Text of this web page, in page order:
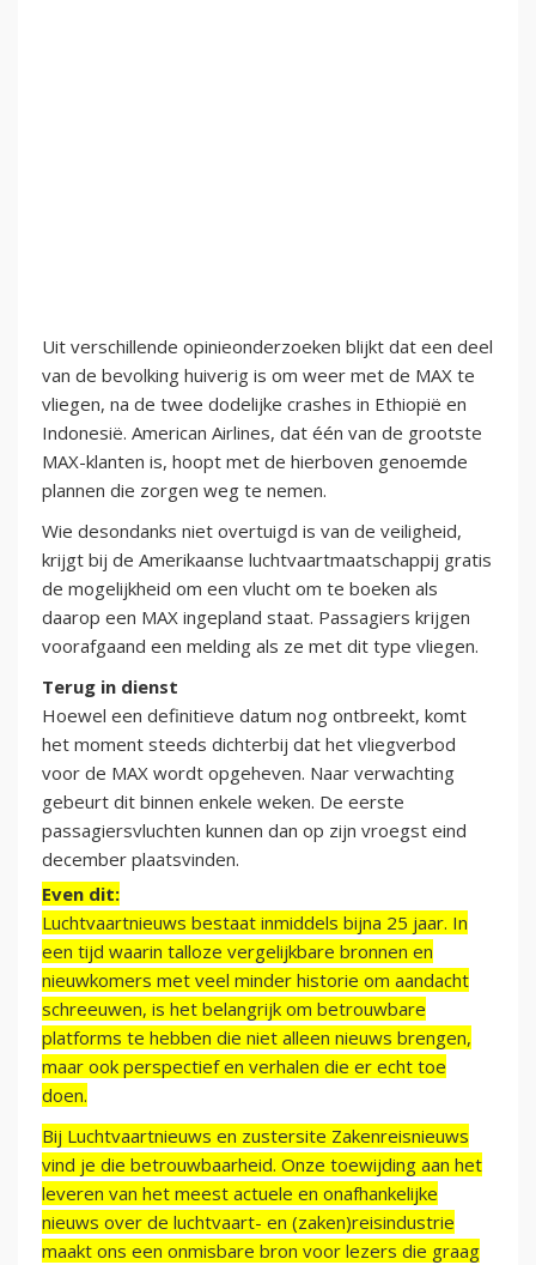
Uit verschillende opinieonderzoeken blijkt dat een deel
van de bevolking huiverig is om weer met de MAX te
vliegen, na de twee dodelijke crashes in Ethiopië en
Indonesië. American Airlines, dat één van de grootste
MAX-klanten is, hoopt met de hierboven genoemde
plannen die zorgen weg te nemen.
Wie desondanks niet overtuigd is van de veiligheid,
krijgt bij de Amerikaanse luchtvaartmaatschappij gratis
de mogelijkheid om een vlucht om te boeken als
daarop een MAX ingepland staat. Passagiers krijgen
voorafgaand een melding als ze met dit type vliegen.
Terug in dienst
Hoewel een definitieve datum nog ontbreekt, komt
het moment steeds dichterbij dat het vliegverbod
voor de MAX wordt opgeheven. Naar verwachting
gebeurt dit binnen enkele weken. De eerste
passagiersvluchten kunnen dan op zijn vroegst eind
december plaatsvinden.
Even dit:
Luchtvaartnieuws bestaat inmiddels bijna 25 jaar. In
een tijd waarin talloze vergelijkbare bronnen en
nieuwkomers met veel minder historie om aandacht
schreeuwen, is het belangrijk om betrouwbare
platforms te hebben die niet alleen nieuws brengen,
maar ook perspectief en verhalen die er echt toe
doen.
Bij Luchtvaartnieuws en zustersite Zakenreisnieuws
vind je die betrouwbaarheid. Onze toewijding aan het
leveren van het meest actuele en onafhankelijke
nieuws over de luchtvaart- en (zaken)reisindustrie
maakt ons een onmisbare bron voor lezers die graag